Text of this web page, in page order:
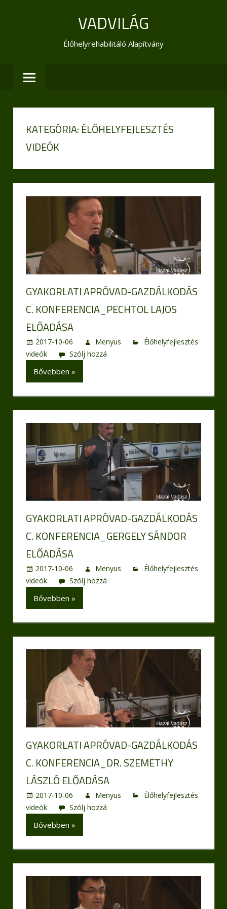
VADVILÁG
Élőhelyrehabilitáló Alapítvány
KATEGÓRIA: ÉLŐHELYFEJLESZTÉS
VIDEÓK
GYAKORLATI APRÓVAD-GAZDÁLKODÁS
C. KONFERENCIA_PECHTOL LAJOS
ELŐADÁSA
2017-10-06 Menyus
Élőhelyfejlesztés
videók
Szólj hozzá
Bővebben »
GYAKORLATI APRÓVAD-GAZDÁLKODÁS
C. KONFERENCIA_GERGELY SÁNDOR
ELŐADÁSA
2017-10-06 Menyus
Élőhelyfejlesztés
videók
Szólj hozzá
Bővebben »
GYAKORLATI APRÓVAD-GAZDÁLKODÁS
C. KONFERENCIA_DR. SZEMETHY
LÁSZLÓ ELŐADÁSA
2017-10-06 Menyus
Élőhelyfejlesztés
videók
Szólj hozzá
Bővebben »